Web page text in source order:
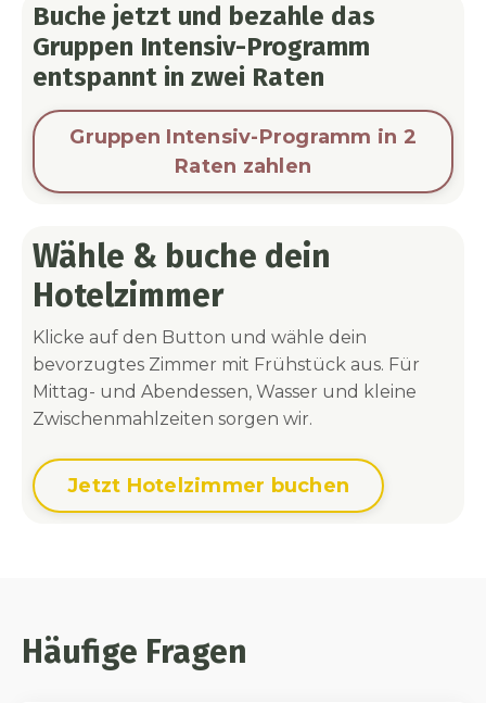
Buche jetzt und bezahle das
Gruppen Intensiv-Programm
entspannt in zwei Raten
Gruppen Intensiv-Programm in 2
Raten zahlen
Wähle & buche dein
Hotelzimmer
Klicke auf den Button und wähle dein
bevorzugtes Zimmer mit Frühstück aus. Für
Mittag- und Abendessen, Wasser und kleine
Zwischenmahlzeiten sorgen wir.
Jetzt Hotelzimmer buchen
Häufige Fragen